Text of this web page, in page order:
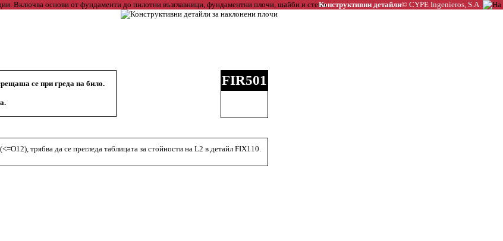
Конструктивни детайли© CYPE Ingenieros, S.A.
се при греда на било.
FIR501
трябва да се прегледа таблицата за стойности на L2 в детайл FIX110.